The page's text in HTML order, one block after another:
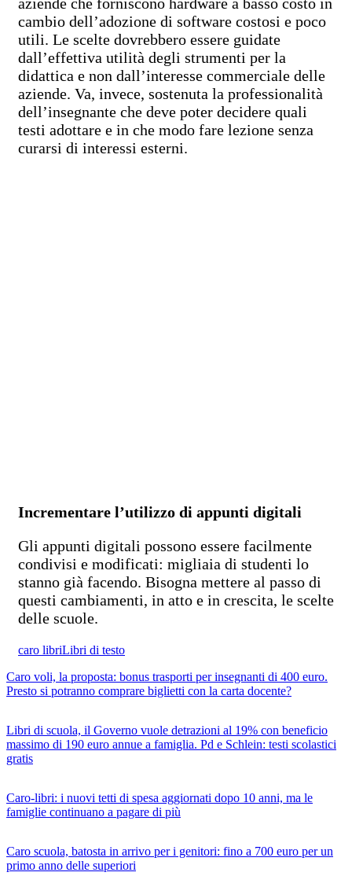
cambio dell’adozione di software costosi e poco
utili. Le scelte dovrebbero essere guidate
dall’effettiva utilità degli strumenti per la
didattica e non dall’interesse commerciale delle
aziende. Va, invece, sostenuta la professionalità
dell’insegnante che deve poter decidere quali
testi adottare e in che modo fare lezione senza
curarsi di interessi esterni.
Incrementare l’utilizzo di appunti digitali
Gli appunti digitali possono essere facilmente
condivisi e modificati: migliaia di studenti lo
stanno già facendo. Bisogna mettere al passo di
questi cambiamenti, in atto e in crescita, le scelte
delle scuole.
caro libriLibri di testo
Caro voli, la proposta: bonus trasporti per insegnanti di 400 euro.
Presto si potranno comprare biglietti con la carta docente?
Libri di scuola, il Governo vuole detrazioni al 19% con beneficio
massimo di 190 euro annue a famiglia. Pd e Schlein: testi scolastici
gratis
Caro-libri: i nuovi tetti di spesa aggiornati dopo 10 anni, ma le
famiglie continuano a pagare di più
Caro scuola, batosta in arrivo per i genitori: fino a 700 euro per un
primo anno delle superiori